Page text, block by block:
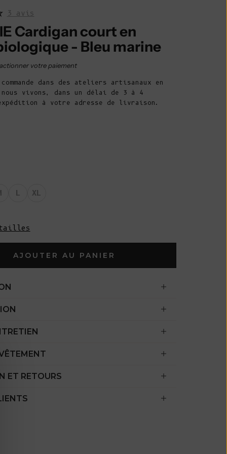
$)
Bolivie (BOB
Îles Vierges
(USD $)
Brunei ($ BND)
Burkina Faso
3 avis
Cardigan court en
- Bleu marine
ventevotre paiement
dans des ateliers artisanaux en
nous vivons, dans un délai de 3 à 4
expédition à votre adresse de livraison.
L XL
tailles
AJOUTER AU PANIER
ET RETOURS